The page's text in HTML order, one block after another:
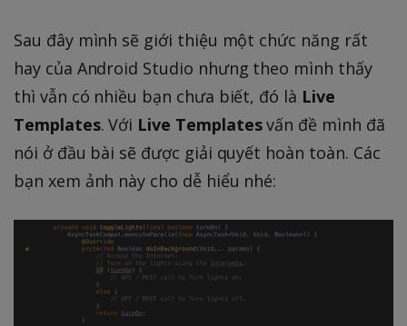
Sau đây mình sẽ giới thiệu một chức năng rất
hay của Android Studio nhưng theo mình thấy
thì vẫn có nhiều bạn chưa biết, đó là Live
Templates. Với Live Templatesvấn đề mình đã
nói ở đầu bài sẽ được giải quyết hoàn toàn. Các
bạn xem ảnh này cho dễ hiểu nhé: